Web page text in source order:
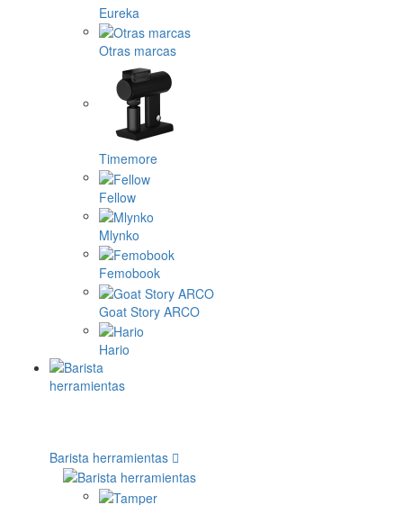
Eureka
Otras marcas
Timemore
Fellow
Mlynko
Femobook
Goat Story ARCO
Hario
Barista herramientas